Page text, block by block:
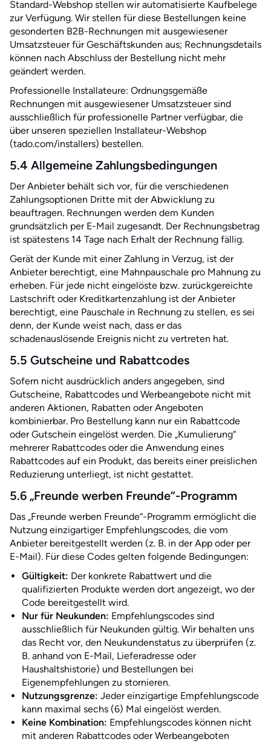
Standard-Webshop stellen wir automatisierte Kaufbelege
zur Verfügung. Wir stellen für diese Bestellungen keine
gesonderten B2B-Rechnungen mit ausgewiesener
Umsatzsteuer für Geschäftskunden aus; Rechnungsdetails
können nach Abschluss der Bestellung nicht mehr
geändert werden.
Professionelle Installateure: Ordnungsgemäße
Rechnungen mit ausgewiesener Umsatzsteuer sind
ausschließlich für professionelle Partner verfügbar, die
über unseren speziellen Installateur-Webshop
(tado.com/installers) bestellen.
5.4 Allgemeine Zahlungsbedingungen
Der Anbieter behält sich vor, für die verschiedenen
Zahlungsoptionen Dritte mit der Abwicklung zu
beauftragen. Rechnungen werden dem Kunden
grundsätzlich per E-Mail zugesandt. Der Rechnungsbetrag
ist spätestens 14 Tage nach Erhalt der Rechnung fällig.
Gerät der Kunde mit einer Zahlung in Verzug, ist der
Anbieter berechtigt, eine Mahnpauschale pro Mahnung zu
erheben. Für jede nicht eingelöste bzw. zurückgereichte
Lastschrift oder Kreditkartenzahlung ist der Anbieter
berechtigt, eine Pauschale in Rechnung zu stellen, es sei
denn, der Kunde weist nach, dass er das
schadenauslösende Ereignis nicht zu vertreten hat.
5.5 Gutscheine und Rabattcodes
Sofern nicht ausdrücklich anders angegeben, sind
Gutscheine, Rabattcodes und Werbeangebote nicht mit
anderen Aktionen, Rabatten oder Angeboten
kombinierbar. Pro Bestellung kann nur ein Rabattcode
oder Gutschein eingelöst werden. Die „Kumulierung“
mehrerer Rabattcodes oder die Anwendung eines
Rabattcodes auf ein Produkt, das bereits einer preislichen
Reduzierung unterliegt, ist nicht gestattet.
5.6 „Freunde werben Freunde“-Programm
Das „Freunde werben Freunde“-Programm ermöglicht die
Nutzung einzigartiger Empfehlungscodes, die vom
Anbieter bereitgestellt werden (z. B. in der App oder per
E-Mail). Für diese Codes gelten folgende Bedingungen:
Gültigkeit: Der konkrete Rabattwert und die
qualifizierten Produkte werden dort angezeigt, wo der
Code bereitgestellt wird.
Nur für Neukunden: Empfehlungscodes sind
ausschließlich für Neukunden gültig. Wir behalten uns
das Recht vor, den Neukundenstatus zu überprüfen (z.
B. anhand von E-Mail, Lieferadresse oder
Haushaltshistorie) und Bestellungen bei
Eigenempfehlungen zu stornieren.
Nutzungsgrenze: Jeder einzigartige Empfehlungscode
kann maximal sechs (6) Mal eingelöst werden.
Keine Kombination: Empfehlungscodes können nicht
mit anderen Rabattcodes oder Werbeangeboten